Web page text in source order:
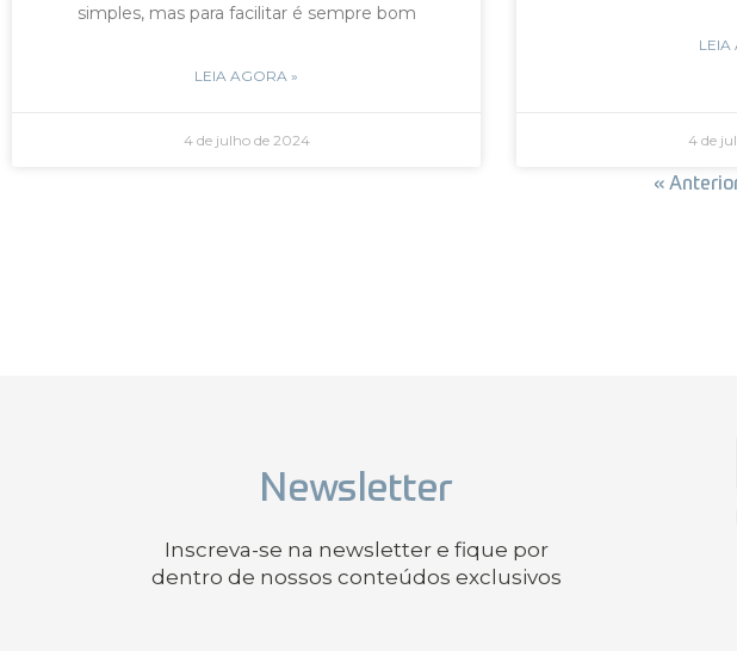
simples, mas para facilitar é sempre bom
LEIA AGORA »
4 de julho de 2024
LEIA
4 de
«
Newsletter
Inscreva-se na newsletter e fique por
dentro de nossos conteúdos exclusivos